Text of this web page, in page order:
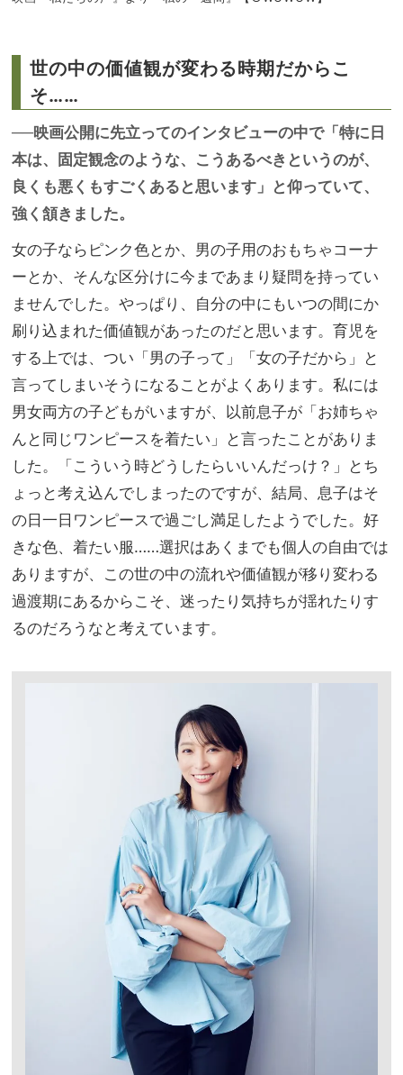
世の中の価値観が変わる時期だからこ
そ……
──映画公開に先立ってのインタビューの中で「特に日
本は、固定観念のような、こうあるべきというのが、
良くも悪くもすごくあると思います」と仰っていて、
強く頷きました。
女の子ならピンク色とか、男の子用のおもちゃコーナ
ーとか、そんな区分けに今まであまり疑問を持ってい
ませんでした。やっぱり、自分の中にもいつの間にか
刷り込まれた価値観があったのだと思います。育児を
する上では、つい「男の子って」「女の子だから」と
言ってしまいそうになることがよくあります。私には
男女両方の子どもがいますが、以前息子が「お姉ちゃ
んと同じワンピースを着たい」と言ったことがありま
した。「こういう時どうしたらいいんだっけ？」とち
ょっと考え込んでしまったのですが、結局、息子はそ
の日一日ワンピースで過ごし満足したようでした。好
きな色、着たい服……選択はあくまでも個人の自由では
ありますが、この世の中の流れや価値観が移り変わる
過渡期にあるからこそ、迷ったり気持ちが揺れたりす
るのだろうなと考えています。